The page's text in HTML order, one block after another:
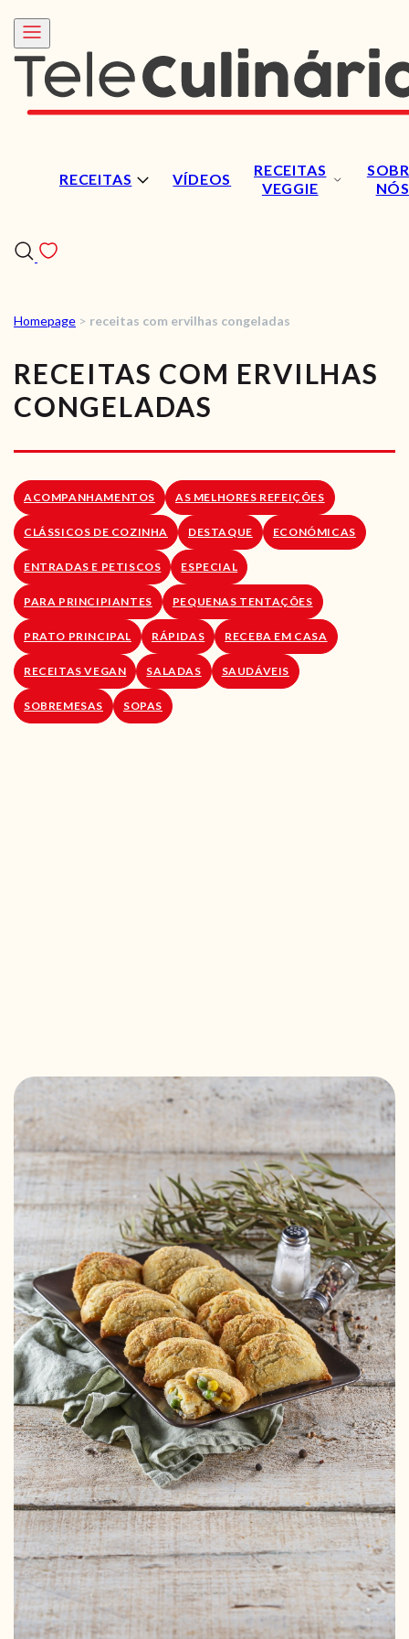
RECEITAS VÍDEOS
RECEITAS
VEGGIE
NÓS
RECEITAS
VÍDEOS
RECEITAS VEGGIE
LOJA ONLINE
BLOG
Homepage > receitas com ervilhas congeladas
RECEITAS COM ERVILHAS
CONGELADAS
ACOMPANHAMENTOS AS MELHORES REFEIÇÕES
CLÁSSICOS DE COZINHA DESTAQUE ECONÓMICAS
ENTRADAS E PETISCOS ESPECIAL
PARA PRINCIPIANTES PEQUENAS TENTAÇÕES
PRATO PRINCIPAL RÁPIDAS RECEBA EM CASA
RECEITAS VEGAN SALADAS SAUDÁVEIS
SOBREMESAS SOPAS